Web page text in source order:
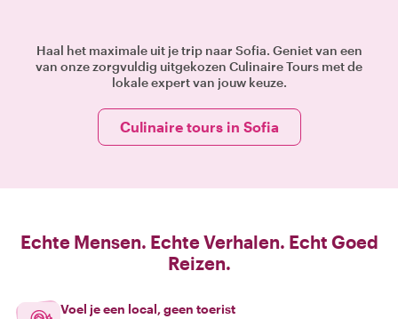
Haal het maximale uit je trip naar Sofia. Geniet van een
van onze zorgvuldig uitgekozen Culinaire Tours met de
lokale expert van jouw keuze.
Culinaire tours in Sofia
Echte Mensen. Echte Verhalen. Echt Goed
Reizen.
Voel je een local, geen toerist